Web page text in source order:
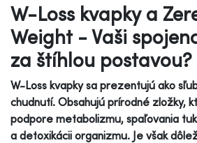
W-Loss kvapky a
Weight - Vaši
za štíhlou postavou?
W-Loss kvapky sa prezentujú ako
chudnutí. Obsahujú prírodné zložky,
podpore metabolizmu, spaľovania
a detoxikácii organizmu. Je však